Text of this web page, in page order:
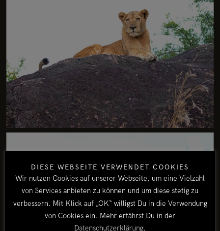
DIESE WEBSEITE VERWENDET COOKIES
Wir nutzen Cookies auf unserer Webseite, um eine Vielzahl
von Services anbieten zu können und um diese stetig zu
verbessern. Mit Klick auf „OK“ willigst Du in die Verwendung
von Cookies ein. Mehr erfährst Du in der
Datenschutzerklärung.